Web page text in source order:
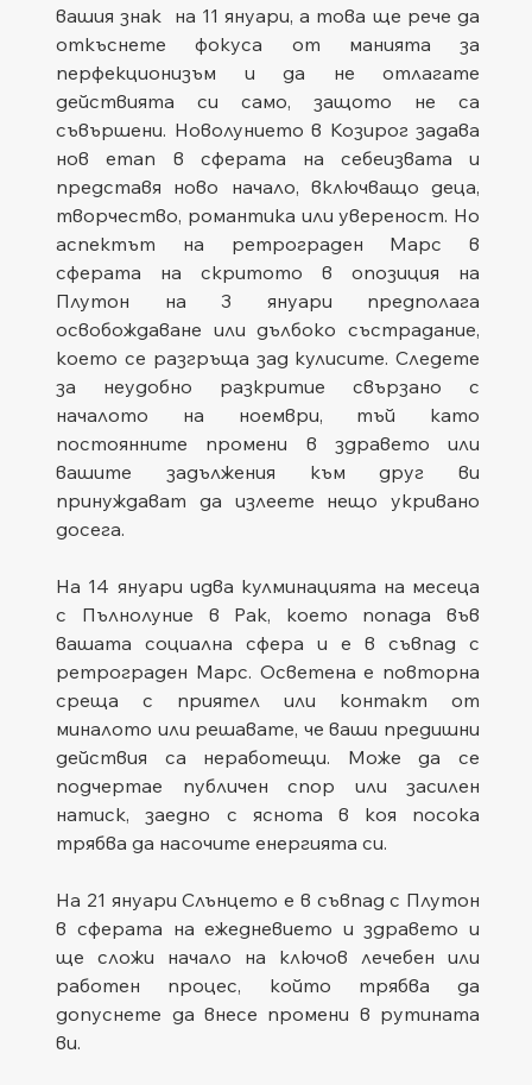
вашия знак  на 11 януари, а това ще рече да
откъснете фокуса от манията за
перфекционизъм и да не отлагате
действията си само, защото не са
съвършени. Новолунието в Козирог задава
нов етап в сферата на себеизвата и
представя ново начало, включващо деца,
творчество, романтика или увереност. Но
аспектът на ретрограден Марс в
сферата на скритото в опозиция на
Плутон на 3 януари предполага
освобождаване или дълбоко състрадание,
което се разгръща зад кулисите. Следете
за неудобно разкритие свързано с
началото на ноември, тъй като
постоянните промени в здравето или
вашите задължения към друг ви
принуждават да излеете нещо укривано
досега.
На 14 януари идва кулминацията на месеца
с Пълнолуние в Рак, което попада във
вашата социална сфера и е в съвпад с
ретрограден Марс. Осветена е повторна
среща с приятел или контакт от
миналото или решавате, че ваши предишни
действия са неработещи. Може да се
подчертае публичен спор или засилен
натиск, заедно с яснота в коя посока
трябва да насочите енергията си.
На 21 януари Слънцето е в съвпад с Плутон
в сферата на ежедневието и здравето и
ще сложи начало на ключов лечебен или
работен процес, който трябва да
допуснете да внесе промени в рутината
ви.